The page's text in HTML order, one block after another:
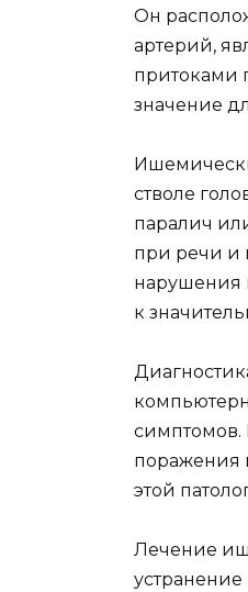
Он
артерий,
притоками
значение
стволе
паралич
при речи и
нарушения
к
симптомов.
поражения
этой
Лечение